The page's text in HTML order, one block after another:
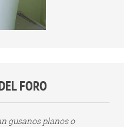
FORO
gusanos planos o